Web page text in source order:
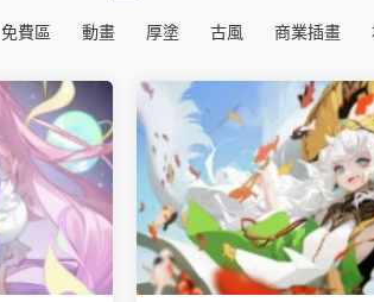
免費區 動畫 厚塗 古風 商業插畫